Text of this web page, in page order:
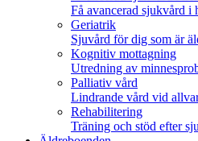
Få avancerad sjukvård i
Geriatrik
Sjuvård för dig som är
Kognitiv mottagning
Utredning av
Palliativ vård
Lindrande vård vid
Rehabilitering
Träning och stöd efter